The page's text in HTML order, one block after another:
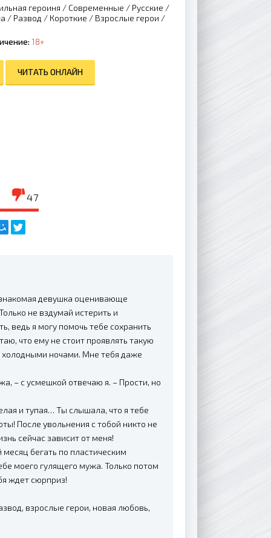
героиня / Современные / Русские /
/ Развод / Короткие / Взрослые герои /
18+
ЧИТАТЬ ОНЛАЙН
47
девушка оценивающе
не вздумай истерить и
ведь я могу помочь тебе сохранить
что ему не стоит проявлять такую
холодными ночами. Мне тебя даже
– с усмешкой отвечаю я. – Прости, но
и тупая… Ты слышала, что я тебе
После увольнения с тобой никто не
сейчас зависит от меня!
бегать по пластическим
моего гулящего мужа. Только потом
ждет сюрприз!
взрослые герои, новая любовь,